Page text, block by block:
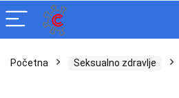
Početna Seksualno zdravlje